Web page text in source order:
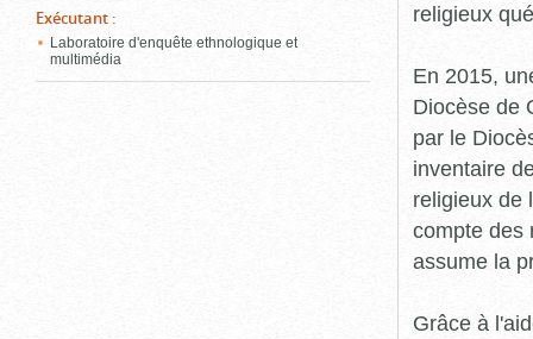
Exécutant :
Laboratoire d'enquête ethnologique et
multimédia
religieux
En 2015,
Diocèse de
par le
inventaire
religieux de
compte des
assume la
Grâce à